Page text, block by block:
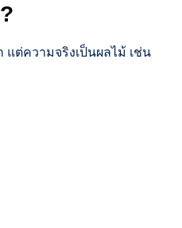
ต่ความจริงเป็นผลไม้ เช่น